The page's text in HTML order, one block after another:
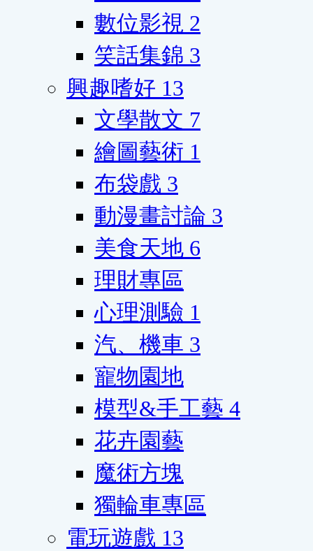
數位影視 2
笑話集錦 3
興趣嗜好 13
文學散文 7
繪圖藝術 1
布袋戲 3
動漫畫討論 3
美食天地 6
理財專區
心理測驗 1
汽、機車 3
寵物園地
模型&手工藝 4
花卉園藝
魔術方塊
獨輪車專區
電玩遊戲 13